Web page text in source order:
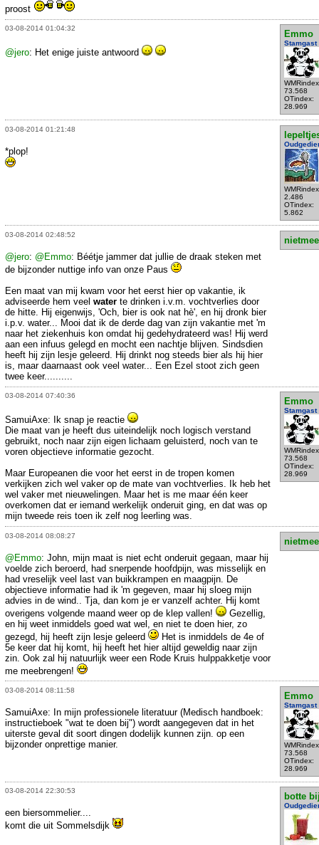
proost
03-08-2014 01:04:32
Emmo
Stamgast
73.568
OTindex:
28.969
@jero: Het enige juiste antwoord
03-08-2014 01:21:48
2.486
OTindex:
5.862
*plop!
03-08-2014 02:48:52
@jero: @Emmo: Béétje jammer dat jullie de draak steken met
de bijzonder nuttige info van onze Paus
Een maat van mij kwam voor het eerst hier op vakantie, ik
adviseerde hem veel water te drinken i.v.m. vochtverlies door
de hitte. Hij eigenwijs, 'Och, bier is ook nat hè', en hij dronk bier
i.p.v. water... Mooi dat ik de derde dag van zijn vakantie met 'm
naar het ziekenhuis kon omdat hij gedehydrateerd was! Hij werd
aan een infuus gelegd en mocht een nachtje blijven. Sindsdien
heeft hij zijn lesje geleerd. Hij drinkt nog steeds bier als hij hier
is, maar daarnaast ook veel water... Een Ezel stoot zich geen
twee keer..........
03-08-2014 07:40:36
Emmo
Stamgast
73.568
OTindex:
28.969
SamuiAxe: Ik snap je reactie
Die maat van je heeft dus uiteindelijk noch logisch verstand
gebruikt, noch naar zijn eigen lichaam geluisterd, noch van te
voren objectieve informatie gezocht.
Maar Europeanen die voor het eerst in de tropen komen
verkijken zich wel vaker op de mate van vochtverlies. Ik heb het
wel vaker met nieuwelingen. Maar het is me maar één keer
overkomen dat er iemand werkelijk onderuit ging, en dat was op
mijn tweede reis toen ik zelf nog leerling was.
03-08-2014 08:08:27
@Emmo: John, mijn maat is niet echt onderuit gegaan, maar hij
voelde zich beroerd, had snerpende hoofdpijn, was misselijk en
had vreselijk veel last van buikkrampen en maagpijn. De
objectieve informatie had ik 'm gegeven, maar hij sloeg mijn
advies in de wind.. Tja, dan kom je er vanzelf achter. Hij komt
overigens volgende maand weer op de klep vallen!
Gezellig,
en hij weet inmiddels goed wat wel, en niet te doen hier, zo
gezegd, hij heeft zijn lesje geleerd
Het is inmiddels de 4e of
5e keer dat hij komt, hij heeft het hier altijd geweldig naar zijn
zin. Ook zal hij natuurlijk weer een Rode Kruis hulppakketje voor
me meebrengen!
03-08-2014 08:11:58
Emmo
Stamgast
73.568
OTindex:
28.969
SamuiAxe: In mijn professionele literatuur (Medisch handboek:
instructieboek "wat te doen bij") wordt aangegeven dat in het
uiterste geval dit soort dingen dodelijk kunnen zijn. op een
bijzonder onprettige manier.
03-08-2014 22:30:53
botte
een biersommelier....
komt die uit Sommelsdijk